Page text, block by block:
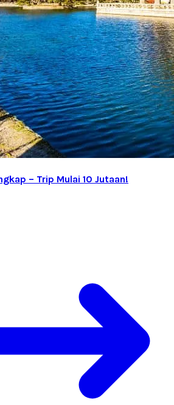
– Trip Mulai 10 Jutaan!